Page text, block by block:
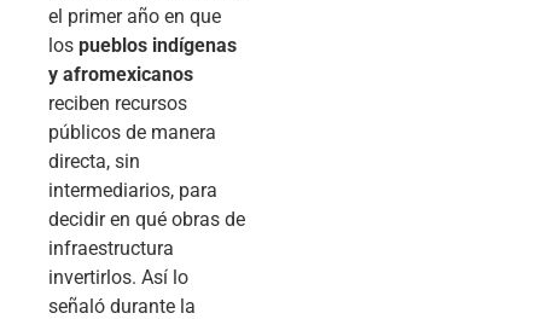
el primer año en que
los pueblos indígenas
y afromexicanos
reciben recursos
públicos de manera
directa, sin
intermediarios, para
decidir en qué obras de
infraestructura
invertirlos. Así lo
señaló durante la